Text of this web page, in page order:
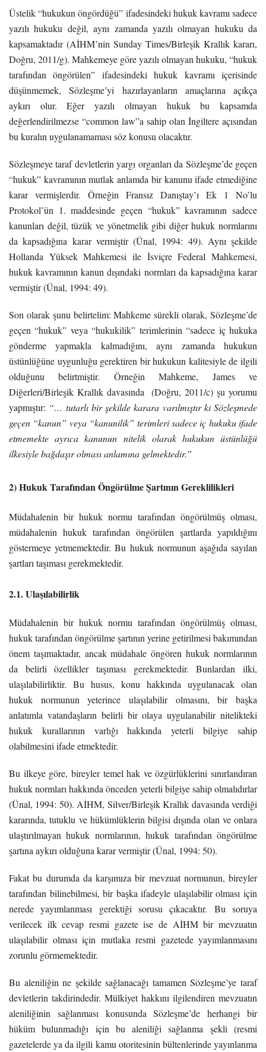
Üstelik “hukukun öngördüğü” ifadesindeki hukuk kavramı sadece
yazılı hukuku değil, aynı zamanda yazılı olmayan hukuku da
kapsamaktadır (AİHM’nin Sunday Times/Birleşik Krallık kararı,
Doğru, 2011/g). Mahkemeye göre yazılı olmayan hukuku, “hukuk
tarafından öngörülen” ifadesindeki hukuk kavramı içerisinde
düşünmemek, Sözleşme’yi hazırlayanların amaçlarına açıkça
aykırı olur. Eğer yazılı olmayan hukuk bu kapsamda
değerlendirilmezse “common law”a sahip olan İngiltere açısından
bu kuralın uygulanamaması söz konusu olacaktır.
Sözleşmeye taraf devletlerin yargı organları da Sözleşme’de geçen
“hukuk” kavramının mutlak anlamda bir kanunu ifade etmediğine
karar vermişlerdir. Örneğin Fransız Danıştay’ı Ek 1 No’lu
Protokol’ün 1. maddesinde geçen “hukuk” kavramının sadece
kanunları değil, tüzük ve yönetmelik gibi diğer hukuk normlarını
da kapsadığına karar vermiştir (Ünal, 1994: 49). Aynı şekilde
Hollanda Yüksek Mahkemesi ile İsviçre Federal Mahkemesi,
hukuk kavramının kanun dışındaki normları da kapsadığına karar
vermiştir (Ünal, 1994: 49).
Son olarak şunu belirtelim: Mahkeme sürekli olarak, Sözleşme’de
geçen “hukuk” veya “hukukilik” terimlerinin “sadece iç hukuka
gönderme yapmakla kalmadığını, aynı zamanda hukukun
üstünlüğüne uygunluğu gerektiren bir hukukun kalitesiyle de ilgili
olduğunu belirtmiştir. Örneğin Mahkeme, James ve
Diğerleri/Birleşik Krallık davasında (Doğru, 2011/c) şu yorumu
yapmıştır: “… tutarlı bir şekilde karara varılmıştır ki Sözleşmede
geçen “kanun” veya “kanunilik” terimleri sadece iç hukuku ifade
etmemekte ayrıca kanunun nitelik olarak hukukun üstünlüğü
ilkesiyle bağdaşır olması anlamına gelmektedir.”
2) Hukuk Tarafından Öngörülme Şartının Gereklilikleri
Müdahalenin bir hukuk normu tarafından öngörülmüş olması,
müdahalenin hukuk tarafından öngörülen şartlarda yapıldığını
göstermeye yetmemektedir. Bu hukuk normunun aşağıda sayılan
şartları taşıması gerekmektedir.
2.1. Ulaşılabilirlik
Müdahalenin bir hukuk normu tarafından öngörülmüş olması,
hukuk tarafından öngörülme şartının yerine getirilmesi bakımından
önem taşımaktadır, ancak müdahale öngören hukuk normlarının
da belirli özellikler taşıması gerekmektedir. Bunlardan ilki,
ulaşılabilirliktir. Bu husus, konu hakkında uygulanacak olan
hukuk normunun yeterince ulaşılabilir olmasını, bir başka
anlatımla vatandaşların belirli bir olaya uygulanabilir nitelikteki
hukuk kurallarının varlığı hakkında yeterli bilgiye sahip
olabilmesini ifade etmektedir.
Bu ilkeye göre, bireyler temel hak ve özgürlüklerini sınırlandıran
hukuk normları hakkında önceden yeterli bilgiye sahip olmalıdırlar
(Ünal, 1994: 50). AİHM, Silver/Birleşik Krallık davasında verdiği
kararında, tutuklu ve hükümlüklerin bilgisi dışında olan ve onlara
ulaştırılmayan hukuk normlarının, hukuk tarafından öngörülme
şartına aykırı olduğuna karar vermiştir (Ünal, 1994: 50).
Fakat bu durumda da karşımıza bir mevzuat normunun, bireyler
tarafından bilinebilmesi, bir başka ifadeyle ulaşılabilir olması için
nerede yayımlanması gerektiği sorusu çıkacaktır. Bu soruya
verilecek ilk cevap resmi gazete ise de AİHM bir mevzuatın
ulaşılabilir olması için mutlaka resmi gazetede yayımlanmasını
zorunlu görmemektedir.
Bu aleniliğin ne şekilde sağlanacağı tamamen Sözleşme’ye taraf
devletlerin takdirindedir. Mülkiyet hakkını ilgilendiren mevzuatın
aleniliğinin sağlanması konusunda Sözleşme’de herhangi bir
hüküm bulunmadığı için bu aleniliği sağlanma şekli (resmi
gazetelerde ya da ilgili kamu otoritesinin bültenlerinde yayınlanma